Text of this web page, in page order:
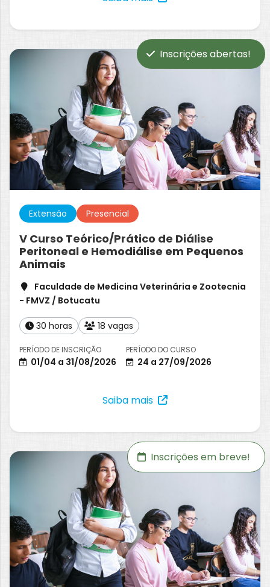
Inscrições abertas!
Extensão Presencial
V Curso Teórico/Prático de Diálise
Peritoneal e Hemodiálise em Pequenos
Animais
Faculdade de Medicina Veterinária e Zootecnia
- FMVZ / Botucatu
30 horas 18 vagas
PERÍODO DE INSCRIÇÃO
01/04 a 31/08/2026
PERÍODO DO CURSO
24 a 27/09/2026
Saiba mais
Inscrições em breve!